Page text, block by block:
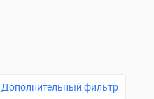
Дополнительный фильтр